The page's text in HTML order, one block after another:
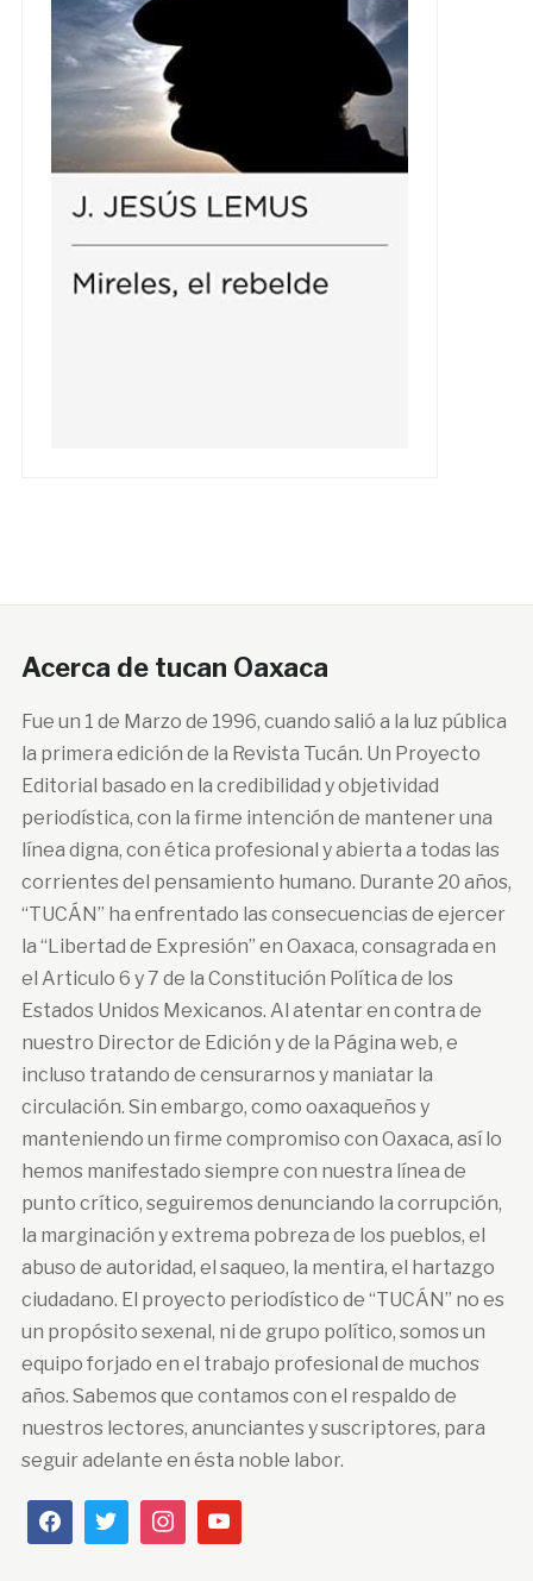
Acerca de tucan Oaxaca
Fue un 1 de Marzo de 1996, cuando salió a la luz pública
la primera edición de la Revista Tucán. Un Proyecto
Editorial basado en la credibilidad y objetividad
periodística, con la firme intención de mantener una
línea digna, con ética profesional y abierta a todas las
corrientes del pensamiento humano. Durante 20 años,
“TUCÁN” ha enfrentado las consecuencias de ejercer
la “Libertad de Expresión” en Oaxaca, consagrada en
el Articulo 6 y 7 de la Constitución Política de los
Estados Unidos Mexicanos. Al atentar en contra de
nuestro Director de Edición y de la Página web, e
incluso tratando de censurarnos y maniatar la
circulación. Sin embargo, como oaxaqueños y
manteniendo un firme compromiso con Oaxaca, así lo
hemos manifestado siempre con nuestra línea de
punto crítico, seguiremos denunciando la corrupción,
la marginación y extrema pobreza de los pueblos, el
abuso de autoridad, el saqueo, la mentira, el hartazgo
ciudadano. El proyecto periodístico de “TUCÁN” no es
un propósito sexenal, ni de grupo político, somos un
equipo forjado en el trabajo profesional de muchos
años. Sabemos que contamos con el respaldo de
nuestros lectores, anunciantes y suscriptores, para
seguir adelante en ésta noble labor.